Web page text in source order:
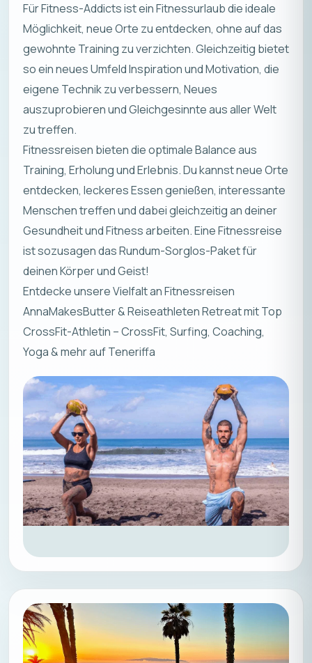
Für Fitness-Addicts ist ein Fitnessurlaub die ideale
Möglichkeit, neue Orte zu entdecken, ohne auf das
gewohnte Training zu verzichten. Gleichzeitig bietet
so ein neues Umfeld Inspiration und Motivation, die
eigene Technik zu verbessern, Neues
auszuprobieren und Gleichgesinnte aus aller Welt
zu treffen.
Fitnessreisen bieten die optimale Balance aus
Training, Erholung und Erlebnis. Du kannst neue Orte
entdecken, leckeres Essen genießen, interessante
Menschen treffen und dabei gleichzeitig an deiner
Gesundheit und Fitness arbeiten. Eine Fitnessreise
ist sozusagen das Rundum-Sorglos-Paket für
deinen Körper und Geist!
Entdecke unsere Vielfalt an Fitnessreisen
AnnaMakesButter & Reiseathleten Retreat mit Top
CrossFit-Athletin – CrossFit, Surfing, Coaching,
Yoga & mehr auf Teneriffa